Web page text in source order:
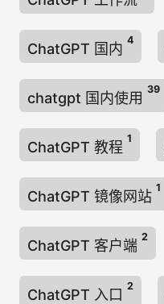
ChatGPT 国内
4
chatgpt 国内使用
39
ChatGPT 教程
1
ChatGPT 镜像网站
1
ChatGPT 客户端
2
ChatGPT 入口
2